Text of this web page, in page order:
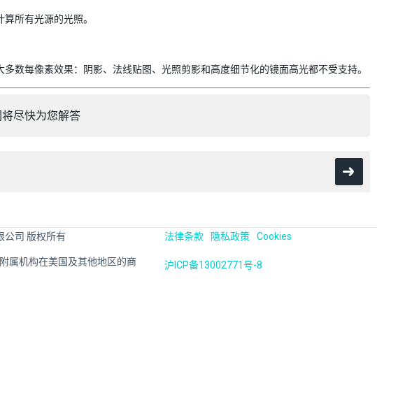
所有光源的光照。
数每像素效果：阴影、法线贴图、光照剪影和高度细节化的镜面高光都不受支持。
尽快为您解答
公司 版权所有
属机构在美国及其他地区的商
法律条款 隐私政策 Cookies
沪ICP备13002771号-8